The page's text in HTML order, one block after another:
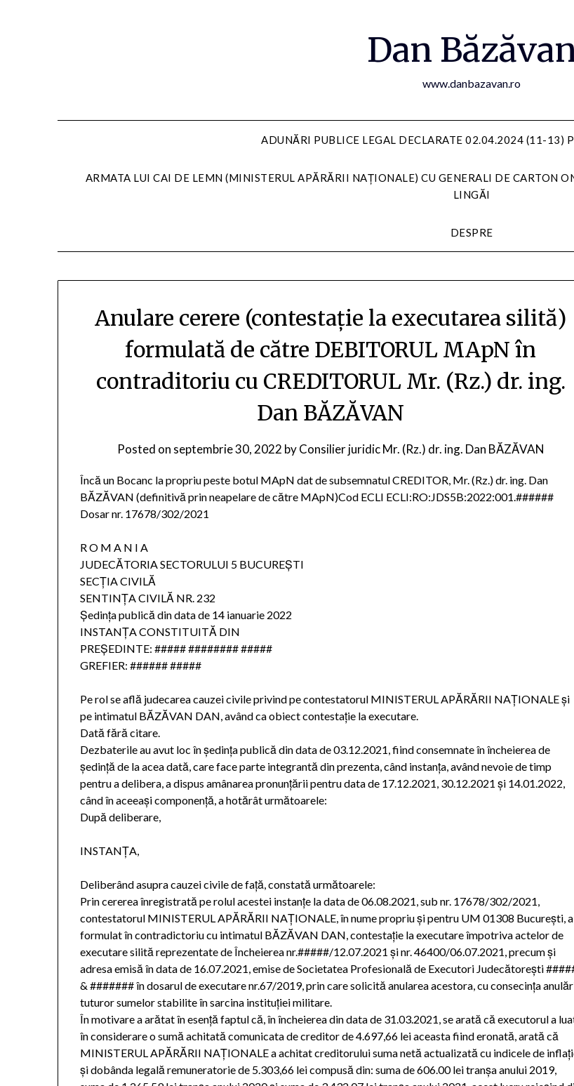
Dan
www.danbazavan.ro
ADUNĂRI PUBLICE LEGAL DECLARATE 02.04.2024 (11-13)
ARMATA LUI CAI DE LEMN (MINISTERUL APĂRĂRII NAȚIONALE) CU GENERALI DE CARTON
LINGĂI
DESPRE
Anulare cerere (contestație la executarea silită)
formulată de către DEBITORUL MApN în
contraditoriu cu CREDITORUL Mr. (Rz.) dr. ing.
Dan BĂZĂVAN
Posted on septembrie 30, 2022 byConsilier juridic Mr. (Rz.) dr. ing. Dan BĂZĂVAN
Încă un Bocanc la propriu peste botul MApN dat de subsemnatul CREDITOR, Mr. (Rz.) dr. ing. Dan
BĂZĂVAN (definitivă prin neapelare de către MApN)Cod ECLI ECLI:RO:JDS5B:2022:001.######
Dosar nr. 17678/302/2021
R O M A N I A
JUDECĂTORIA SECTORULUI 5 BUCUREŞTI
SECŢIA CIVILĂ
SENTINŢA CIVILĂ NR. 232
Şedinţa publică din data de 14 ianuarie 2022
INSTANŢA CONSTITUITĂ DIN
PREŞEDINTE: ##### ######## #####
GREFIER: ###### #####
Pe rol se află judecarea cauzei civile privind pe contestatorul MINISTERUL APĂRĂRII NAȚIONALE şi
pe intimatul BĂZĂVAN DAN, având ca obiect contestație la executare.
Dată fără citare.
Dezbaterile au avut loc în şedinţa publică din data de 03.12.2021, fiind consemnate în încheierea de
şedinţă de la acea dată, care face parte integrantă din prezenta, când instanţa, având nevoie de timp
pentru a delibera, a dispus amânarea pronunţării pentru data de 17.12.2021, 30.12.2021 și 14.01.2022,
când în aceeași componență, a hotărât următoarele:
După deliberare,
INSTANȚA,
Deliberând asupra cauzei civile de față, constată următoarele:
Prin cererea înregistrată pe rolul acestei instanţe la data de 06.08.2021, sub nr. 17678/302/2021,
contestatorul MINISTERUL APĂRĂRII NAȚIONALE, în nume propriu şi pentru UM 01308 Bucureşti, a
formulat în contradictoriu cu intimatul BĂZĂVAN DAN, contestaţie la executare împotriva actelor de
executare silită reprezentate de Încheierea nr.#####/12.07.2021 şi nr. 46400/06.07.2021, precum şi
adresa emisă în data de 16.07.2021, emise de Societatea Profesională de Executori Judecătoreşti
& ####### în dosarul de executare nr.67/2019, prin care solicită anularea acestora, cu consecinţa
tuturor sumelor stabilite în sarcina instituţiei militare.
În motivare a arătat în esenţă faptul că, în încheierea din data de 31.03.2021, se arată că executorul a
în considerare o sumă achitată comunicata de creditor de 4.697,66 lei aceasta fiind eronată, arată că
MINISTERUL APĂRĂRII NAȚIONALE a achitat creditorului suma netă actualizată cu indicele de
şi dobânda legală remuneratorie de 5.303,66 lei compusă din: suma de 606.00 lei tranşa anului 2019,